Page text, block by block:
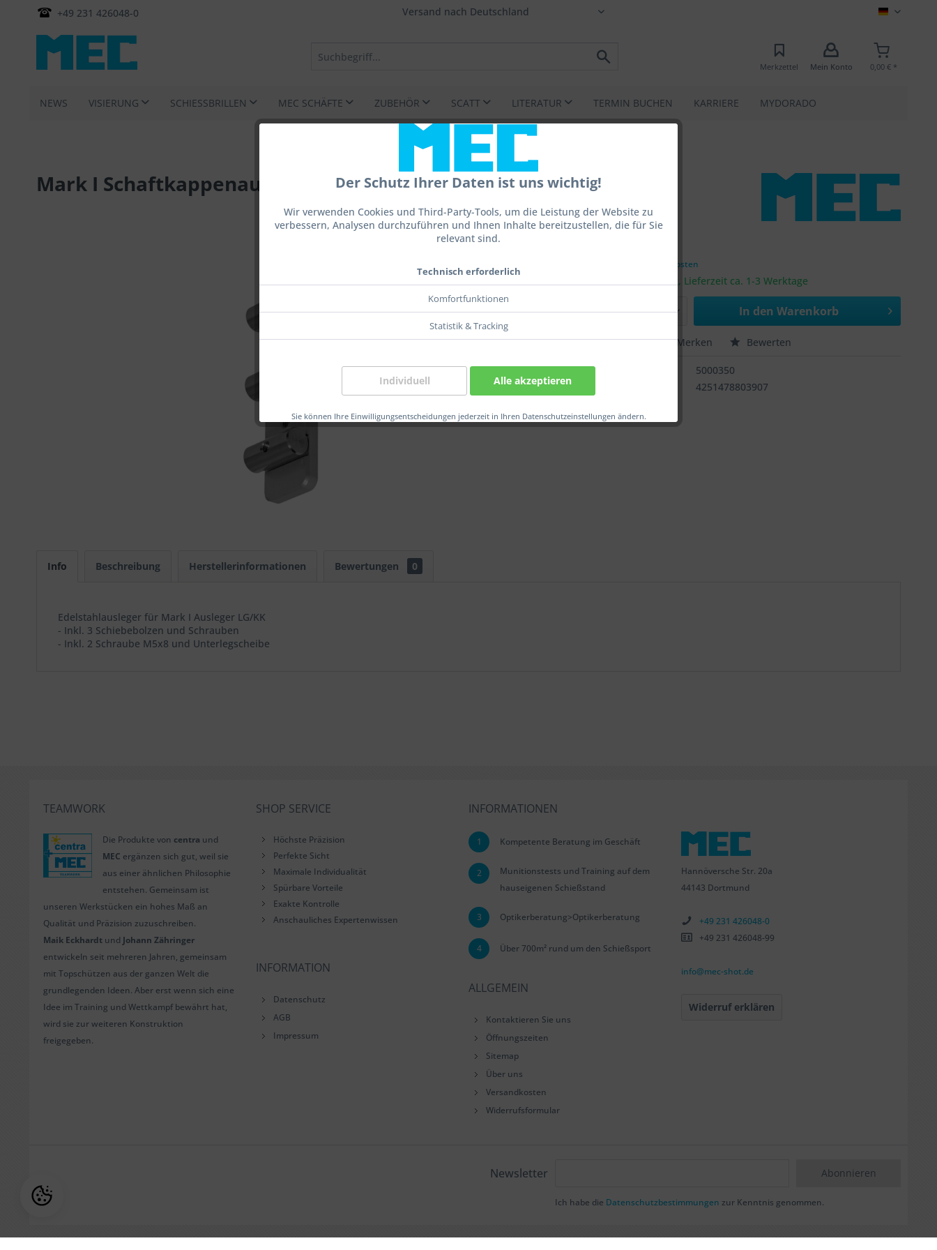
+49 231 426048-0 MEC
Merkzettel Mein Konto 0,00 € *
NEWS VISIERUNG SCHIESSBRILLEN MEC SCHÄFTE ZUBEHÖR SCATT LITERATUR TERMIN BUCHEN KARRIERE MYDORADO
Der Schutz Ihrer Daten ist uns wichtig!
Wir verwenden Cookies und Third-Party-Tools, um die Leistung der Website zu
verbessern, Analysen durchzuführen und Ihnen Inhalte bereitzustellen, die für Sie
relevant sind.
Technisch erforderlich
Komfortfunktionen
Statistik & Tracking
Individuell Alle akzeptieren
Sie können Ihre Einwilligungsentscheidungen jederzeit in Ihren Datenschutzeinstellungen ändern.
Mark I Schaftkappenausleger komplett 24 mm Edelstahl
zzgl. Versandkosten
Sofort versandfertig, Lieferzeit ca. 1-3 Werktage
In den Warenkorb
Vergleichen Merken Bewerten
Artikel-Nr.:
5000350
4251478803907
Info Beschreibung Herstellerinformationen Bewertungen 0
Edelstahlausleger für Mark I Ausleger LG/KK
- Inkl. 3 Schiebebolzen und Schrauben
- Inkl. 2 Schraube M5x8 und Unterlegscheibe
TEAMWORK
Die Produkte von centra und
MEC ergänzen sich gut, weil sie
aus einer ähnlichen Philosophie
entstehen. Gemeinsam ist
unseren Werkstücken ein hohes Maß an
Qualität und Präzision zuzuschreiben.
Maik Eckhardt und Johann Zähringer
entwickeln seit mehreren Jahren, gemeinsam
mit Topschützen aus der ganzen Welt die
grundlegenden Ideen. Aber erst wenn sich eine
Idee im Training und Wettkampf bewährt hat,
wird sie zur weiteren Konstruktion
freigegeben.
SHOP SERVICE
Höchste Präzision
Perfekte Sicht
Maximale Individualität
Spürbare Vorteile
Exakte Kontrolle
Anschauliches Expertenwissen
INFORMATION
Datenschutz
AGB
Impressum
INFORMATIONEN
1 Kompetente Beratung im Geschäft
2
Munitionstests und Training auf dem
hauseigenen Schießstand
3 Optikerberatung>Optikerberatung
4 Über 700m² rund um den Schießsport
ALLGEMEIN
Kontaktieren Sie uns
Öffnungszeiten
Sitemap
Über uns
Versandkosten
Widerrufsformular
Hannöversche Str. 20a
44143 Dortmund
+49 231 426048-0
+49 231 426048-99
info@mec-shot.de
Widerruf erklären
Newsletter Abonnieren
Ich habe die Datenschutzbestimmungen zur Kenntnis genommen.